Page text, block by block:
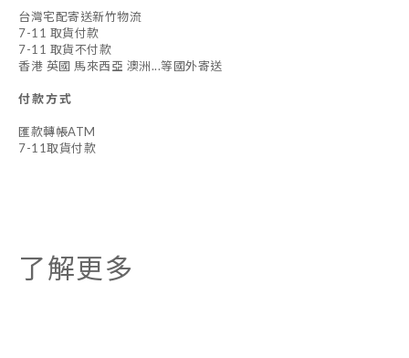
台灣宅配寄送新竹物流
7-11 取貨付款
7-11 取貨不付款
香港 英國 馬來西亞 澳洲...等國外寄送
付款方式
匯款轉帳ATM
7-11取貨付款
了解更多